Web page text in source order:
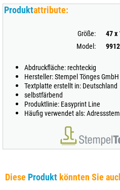
Produktattribute:
Größe:
47 x
Model:
9912
Abdruckfläche: rechteckig
Hersteller: Stempel Tönges GmbH
Textplatte erstellt in: Deutschland
selbstfärbend
Produktlinie: Easyprint Line
Häufig verwendet als:
Diese Produkt könnten Sie